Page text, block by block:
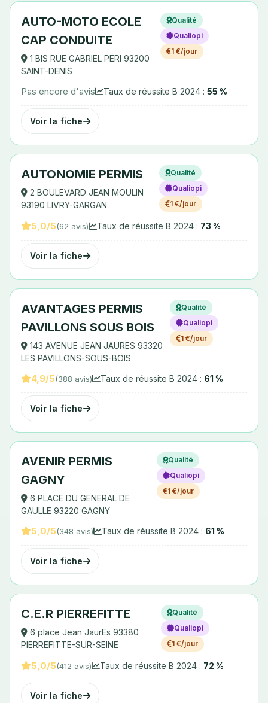
AUTO-MOTO ECOLE
CAP CONDUITE
1 BIS RUE GABRIEL PERI 93200
SAINT-DENIS
Qualité
Qualiopi
1 €/jour
Pas encore d'avis Taux de réussite B 2024 : 55 %
Voir la fiche
AUTONOMIE PERMIS
2 BOULEVARD JEAN MOULIN
93190 LIVRY-GARGAN
Qualité
Qualiopi
1 €/jour
5,0/5(62 avis) Taux de réussite B 2024 : 73 %
Voir la fiche
AVANTAGES PERMIS
PAVILLONS SOUS BOIS
143 AVENUE JEAN JAURES 93320
LES PAVILLONS-SOUS-BOIS
Qualité
Qualiopi
1 €/jour
4,9/5(388 avis) Taux de réussite B 2024 : 61 %
Voir la fiche
AVENIR PERMIS
GAGNY
6 PLACE DU GENERAL DE
GAULLE 93220 GAGNY
Qualité
Qualiopi
1 €/jour
5,0/5(348 avis) Taux de réussite B 2024 : 61 %
Voir la fiche
C.E.R PIERREFITTE
6 place Jean JaurEs 93380
PIERREFITTE-SUR-SEINE
Qualité
Qualiopi
1 €/jour
5,0/5(412 avis) Taux de réussite B 2024 : 72 %
Voir la fiche